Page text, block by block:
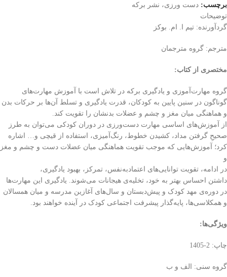
برچسب: دست ورزی، نشر برکه
توضیحات
گردآورنده: تیم ا. ام. بوکز
مترجم: گروه مترجمان
مختصری از کتاب:
گروه مهارت‌آموزی و یادگیری برکه در تلاش است با آموزش مهارت‌های
گوناگون در سنین پایین به کودکان، قدرت یادگیری و تسلط آن‌ها بر حرکات بدن
و هماهنگی میان مغز و چشم و عضلات بدنشان را تقویت کند.
از آموزش‌های اساسی مهارت دست‌ورزی در دوران کودکی می‌توان به طرز
صحیحِ گرفتن مداد، کشیدن خطوط، رنگ‌آمیزی، استفاده از قیچی و… اشاره
کرد؛ آموزش‌هایی که موجب تقویت هماهنگی میان عضلات دست و چشم و مغز
و
در ادامه، تقویت توانایی‌های اعتمادبه‌نفس، تمرکز، بهبود یادگیری،
داشتن احساس بهتر به خود، تخلیه‌ی هیجانات می‌شوند. یادگیری این مهارت‌ها
در دوره‌ی مهد کودک و پیش‌دبستان و سال‌های آغازین مدرسه و میان همسالان
و همکلاسی‌ها، پایه‌گذار پیشرفت اجتماعی کودک در آینده خواهند بود.
ویژگی‌ها:
چاپ: 2-1405
گروه سنی: الف و ب